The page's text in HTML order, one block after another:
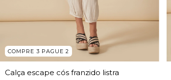
COMPRE 3 PAGUE 2
Calça escape cós franzido listra